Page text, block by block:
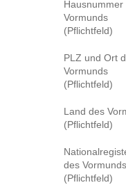
Hausnummer
Vormunds
(Pflichtfeld)
PLZ und Ort
Vormunds
(Pflichtfeld)
Land des
(Pflichtfeld)
des
(Pflichtfeld)